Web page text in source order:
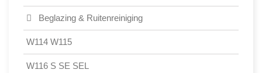
Beglazing & Ruitenreiniging
W114 W115
W116 S SE SEL